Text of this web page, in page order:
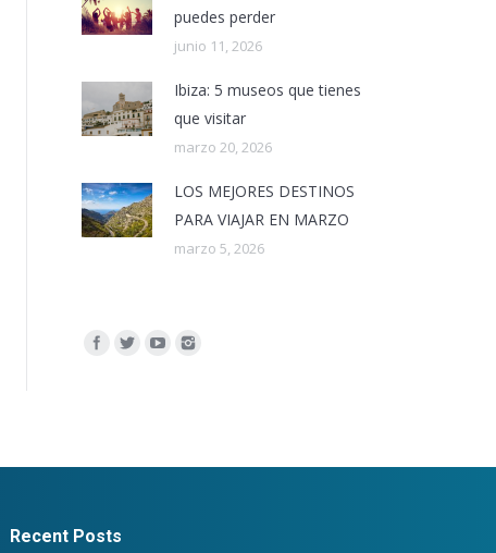
puedes perder
junio 11, 2026
Ibiza: 5 museos que tienes
que visitar
marzo 20, 2026
LOS MEJORES DESTINOS
PARA VIAJAR EN MARZO
marzo 5, 2026
Encuéntranos en:
Recent Posts